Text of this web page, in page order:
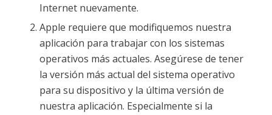
Internet nuevamente.
Apple requiere que modifiquemos nuestra
aplicación para trabajar con los sistemas
operativos más actuales. Asegúrese de tener
la versión más actual del sistema operativo
para su dispositivo y la última versión de
nuestra aplicación. Especialmente si la